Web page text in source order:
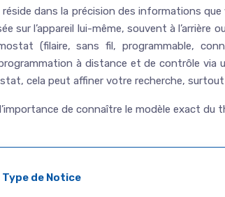
réside dans la précision des informations
sur l’appareil lui-même, souvent à
(filaire, sans fil, programmable,
à distance et de contrôle via
cela peut affiner votre recherche,
de connaître le modèle exact du
Type de Notice